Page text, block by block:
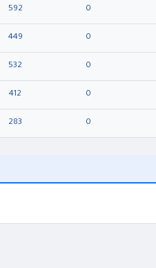
0
592
0
449
0
532
0
412
0
283